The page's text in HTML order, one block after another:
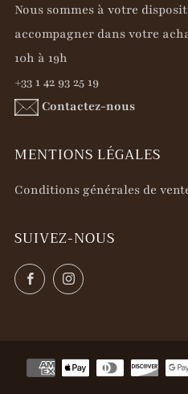
Nous sommes à votre
accompagner dans votre
10h à 19h
+33 1 42 93 25 19
Contactez-nous
MENTIONS LÉGALES
Conditions générales de
SUIVEZ-NOUS
FacebookInstagram